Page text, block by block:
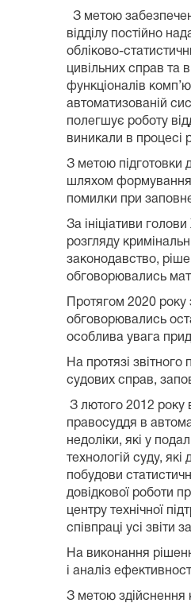
З метою
відділу постійно
обліково-
цивільних справ та
функціоналів
автоматизованій
полегшує роботу
виникали в процесі
З метою підготовки
шляхом формування
помилки при
За ініціативи
розгляду
законодавство,
обговорювались
Протягом 2020 року
обговорювались
особлива увага
На протязі
судових справ,
З лютого 2012 року
правосуддя в
недоліки, які у
технологій суду,
побудови
довідкової роботи
центру технічної
співпраці усі звіти
На виконання
і аналіз
З метою здійснення